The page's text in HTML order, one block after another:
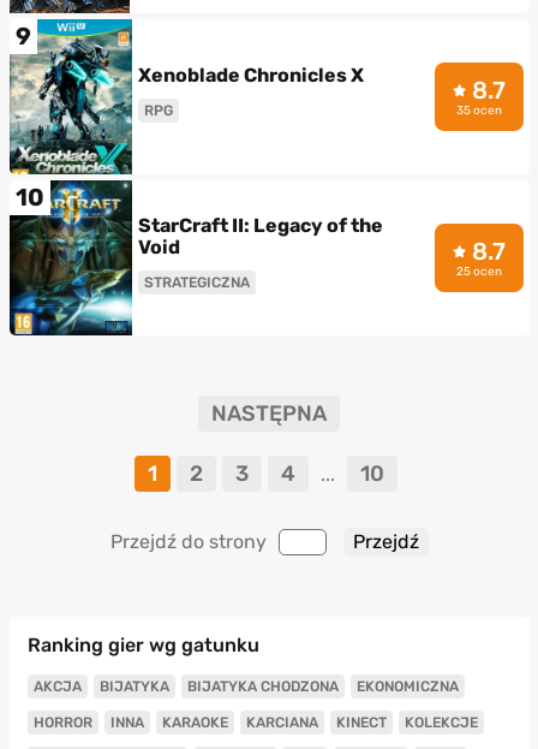
9
Xenoblade Chronicles X
RPG
8.7
35 ocen
10
StarCraft II: Legacy of the
Void
STRATEGICZNA
8.7
25 ocen
NASTĘPNA
1 2 3 4 ... 10
Przejdź do strony
Ranking gier wg gatunku
AKCJA BIJATYKA BIJATYKA CHODZONA EKONOMICZNA
HORROR INNA KARAOKE KARCIANA KINECT KOLEKCJE